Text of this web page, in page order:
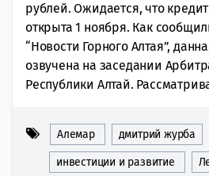
рублей. Ожидается, что
открыта 1 ноября. Как
“Новости Горного Алтая”,
озвучена на заседании
Республики Алтай.
Алемар дмитрий журба
инвестиции и развитие